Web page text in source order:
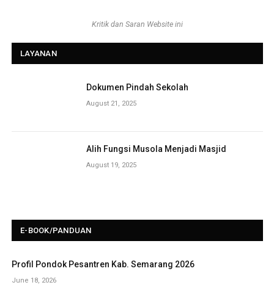
Kritik dan Saran Website ini
LAYANAN
Dokumen Pindah Sekolah
August 21, 2025
Alih Fungsi Musola Menjadi Masjid
August 19, 2025
E-BOOK/PANDUAN
Profil Pondok Pesantren Kab. Semarang 2026
June 18, 2026